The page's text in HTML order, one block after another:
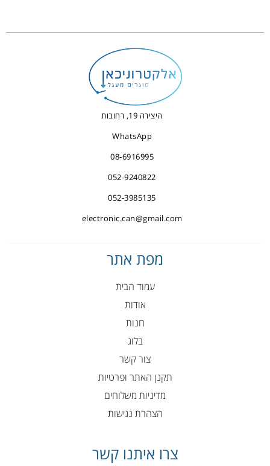
היצירה 19, רחובות
WhatsApp
08-6916995
052-9240822
052-3985135
electronic.can@gmail.com
מפת אתר
עמוד הבית
אודות
חנות
בלוג
צור קשר
תקנן האתר ופרטיות
מדיניות משלוחים
הצהרת נגישות
צרו איתנו קשר